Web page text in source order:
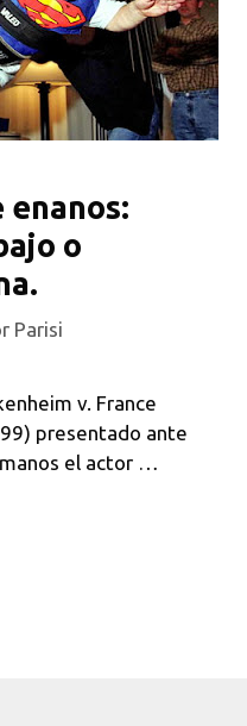
enanos:
o
Parisi
v. France
presentado ante
el actor …